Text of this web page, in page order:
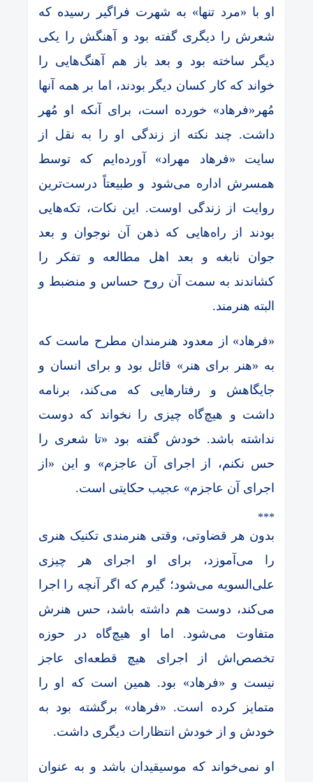
او با «مرد تنها» به شهرت فراگیر رسیده که
شعرش را دیگری گفته بود و آهنگش را یکی
دیگر ساخته بود و بعد باز هم آهنگ‌هایی را
خواند که کار کسان دیگر بودند، اما بر همه آنها
مُهر«فرهاد» خورده است، برای آنکه او مُهر
داشت. چند نکته از زندگی او را به نقل از
سایت «فرهاد مهراد» آورده‌ایم که توسط
همسرش اداره می‌شود و طبیعتاً درست‌ترین
روایت از زندگی اوست. این نکات، تکه‌هایی
بودند از راه‌هایی که ذهن آن نوجوان و بعد
جوان نابغه و بعد اهل مطالعه و تفکر را
کشاندند به سمت آن روح حساس و منضبط و
البته هنرمند.
«فرهاد» از معدود هنرمندان مطرح ماست که
به «هنر برای هنر» قائل بود و برای انسان و
جایگاهش و رفتارهایی که می‌کند، برنامه
داشت و هیچ‌گاه چیزی را نخواند که دوست
نداشته باشد. خودش گفته بود «تا شعری را
حس نکنم، از اجرای آن عاجزم» و این «از
اجرای آن عاجزم» عجیب حکایتی است.
***
بدون هر قضاوتی، وقتی هنرمندی تکنیک هنری
را می‌آموزد، برای او اجرای هر چیزی
علی‌السویه می‌شود؛ گیرم که اگر آنچه را اجرا
می‌کند، دوست هم داشته باشد، حس هنرش
متفاوت می‌شود. اما او هیچ‌گاه در حوزه
تخصص‌اش از اجرای هیچ قطعه‌ای عاجز
نیست و «فرهاد» بود. همین است که او را
متمایز کرده است. «فرهاد» برگشته بود به
خودش و از خودش انتظارات دیگری داشت.
او نمی‌خواند که موسیقیدان باشد و به عنوان